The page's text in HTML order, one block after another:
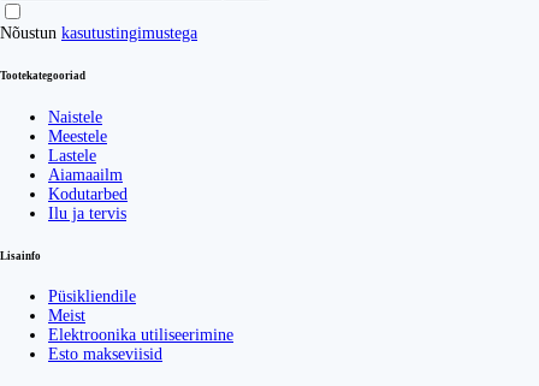
Nõustun kasutustingimustega
Tootekategooriad
Naistele
Meestele
Lastele
Aiamaailm
Kodutarbed
Ilu ja tervis
Lisainfo
Püsikliendile
Meist
Elektroonika utiliseerimine
Esto makseviisid